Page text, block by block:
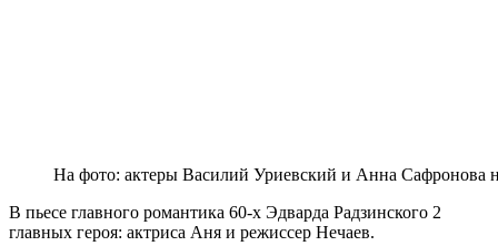
На фото: актеры Василий Уриевский и Анна Сафронова
В пьесе главного романтика 60-х Эдварда Радзинского 2
главных героя: актриса Аня и режиссер Нечаев.